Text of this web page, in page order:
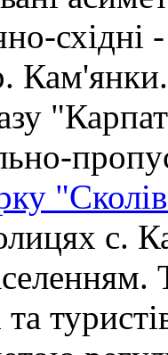
с.